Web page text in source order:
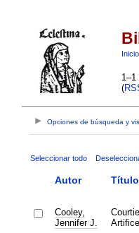
Inicio
(
Opciones de búsqueda y
Seleccionar todo
Autor Título
Cooley,
Jennifer J.